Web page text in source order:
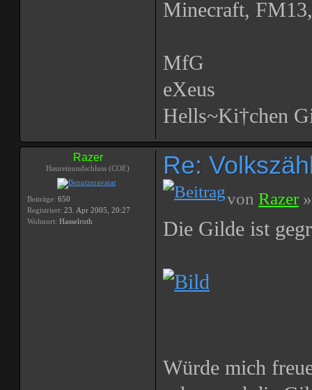
Minecraft,
MfG
eXeus
Hells~Ki†chen
Razer
Haureinundschluss (COE)
Beiträge: 650
Registriert: 23. Apr 2005, 20:27
Wohnort: Hasselroth
Re:
von Razer
Die Gilde ist
Würde mich